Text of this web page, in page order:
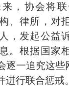
，协会将
、律所，对
，发起公益
。根据国家
逐一追究这些
进行联合惩戒。